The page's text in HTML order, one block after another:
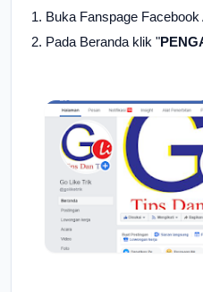
1. Buka Fanspage Facebook
2. Pada Beranda klik "